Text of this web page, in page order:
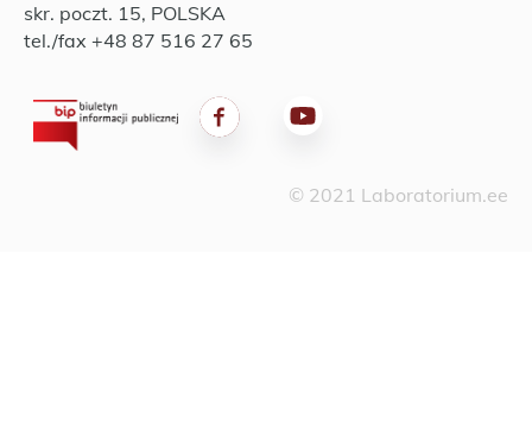
skr. poczt. 15, POLSKA
tel./fax +48 87 516 27 65
© 2021 Laboratorium.ee